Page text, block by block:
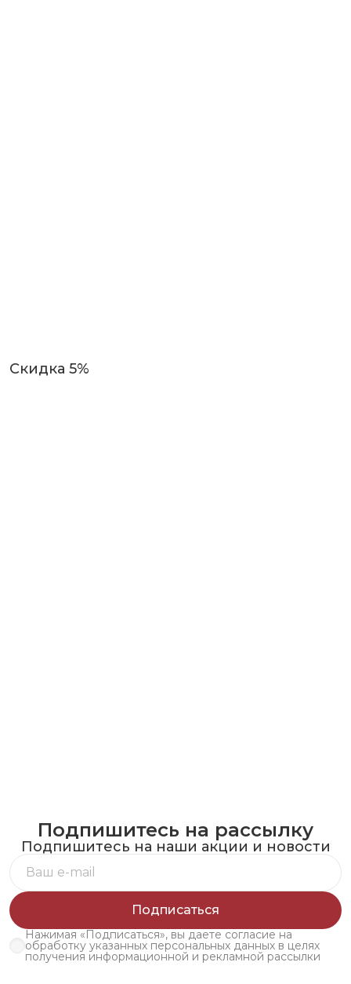
Скидка 5%
Подпишитесь на рассылку
Подпишитесь на наши акции и новости
Подписаться
Нажимая «Подписаться», вы даете согласие на
обработку указанных персональных данных в целях
получения информационной и рекламной рассылки